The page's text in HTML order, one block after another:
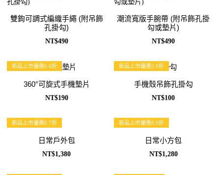
雙鉤可調式編織手繩 (附吊飾
孔掛勾)
NT$490
潮流寬版手腕帶 (附吊飾孔掛
勾或墊片)
NT$490
新品上市優惠6.6折
360°可旋式手機墊片
NT$190
新品上市優惠5.9折
手機殼吊飾孔掛勾
NT$100
新品上市優惠8.7折
日常戶外包
NT$1,380
新品上市優惠8.6折
日常小方包
NT$1,280